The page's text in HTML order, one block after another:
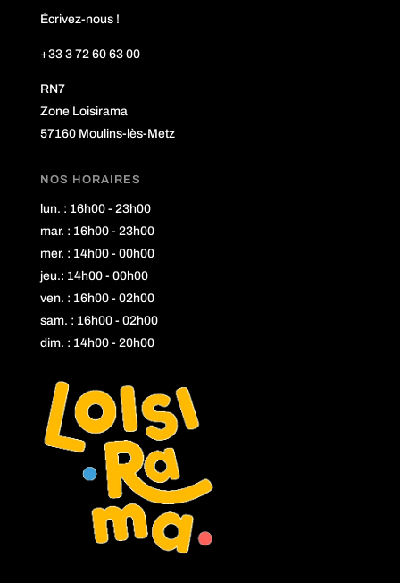
Écrivez-nous !
+33 3 72 60 63 00
RN7
Zone Loisirama
57160 Moulins-lès-Metz
NOS HORAIRES
lun. : 16h00 - 23h00
mar. : 16h00 - 23h00
mer. : 14h00 - 00h00
jeu.: 14h00 - 00h00
ven. : 16h00 - 02h00
sam. : 16h00 - 02h00
dim. : 14h00 - 20h00